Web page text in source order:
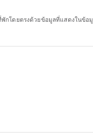
กโดยตรงด้วยข้อมูลที่แสดงในข้อ